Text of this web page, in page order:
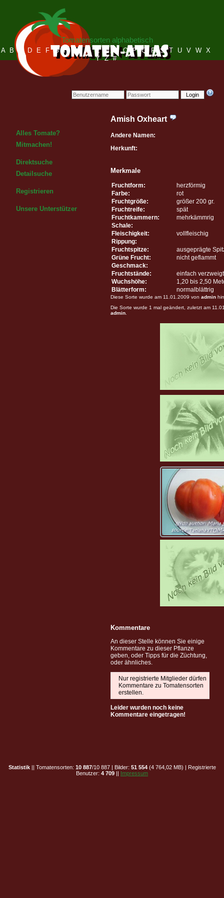
Login
Tomatensorten alphabetisch
A B C D E F G H I J K L M N O P Q R S T U V W X
Y Z #
Alles Tomate?
Mitmachen!
Direktsuche
Detailsuche
Registrieren
Unsere Unterstützer
Amish Oxheart
Andere Namen:
Herkunft:
Merkmale
Fruchtform:
herzförmig
Farbe:
rot
Fruchtgröße:
größer 200 gr.
Fruchtreife:
spät
Fruchtkammern:
mehrkämmrig
Schale:
Fleischigkeit:
vollfleischig
Rippung:
Fruchtspitze:
ausgeprägte
Grüne Frucht:
nicht geflammt
Geschmack:
Fruchtstände:
einfach verzweigt
Wuchshöhe:
1,20 bis 2,50
Blätterform:
normalblättrig
Diese Sorte wurde am 11.01.2009 von admin
Die Sorte wurde 1 mal geändert, zuletzt am
admin
Kommentare
An dieser Stelle können Sie einige
Kommentare zu dieser Pflanze
geben, oder Tipps für die Züchtung,
oder ähnliches.
Nur registrierte Mitglieder dürfen
Kommentare zu Tomatensorten
erstellen.
Leider wurden noch keine
Kommentare eingetragen!
Statistik|| Tomatensorten: 10 887/10 887 | Bilder: 51 554(4 764,02 MB) | Registrierte
Benutzer: 4 709 || Impressum